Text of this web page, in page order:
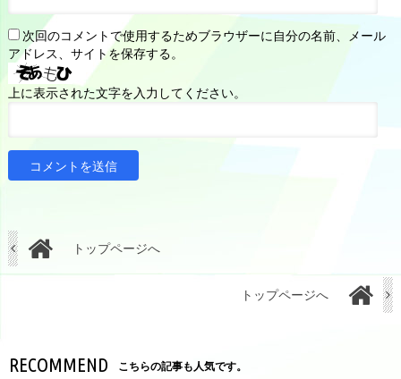
次回のコメントで使用するためブラウザーに自分の名前、メール
アドレス、サイトを保存する。
上に表示された文字を入力してください。
トップページへ
トップページへ
RECOMMEND こちらの記事も人気です。